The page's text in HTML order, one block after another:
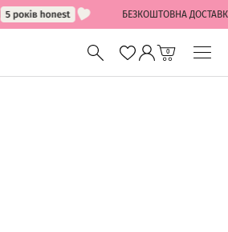
БЕЗКОШТОВНА
0